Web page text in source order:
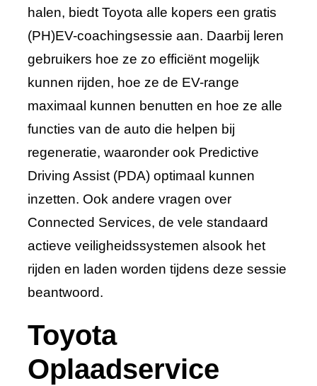
halen, biedt Toyota alle kopers een gratis
(PH)EV-coachingsessie aan. Daarbij leren
gebruikers hoe ze zo efficiënt mogelijk
kunnen rijden, hoe ze de EV-range
maximaal kunnen benutten en hoe ze alle
functies van de auto die helpen bij
regeneratie, waaronder ook Predictive
Driving Assist (PDA) optimaal kunnen
inzetten. Ook andere vragen over
Connected Services, de vele standaard
actieve veiligheidssystemen alsook het
rijden en laden worden tijdens deze sessie
beantwoord.
Toyota
Oplaadservice